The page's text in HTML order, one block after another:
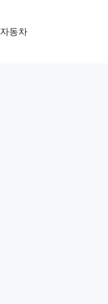
자동차